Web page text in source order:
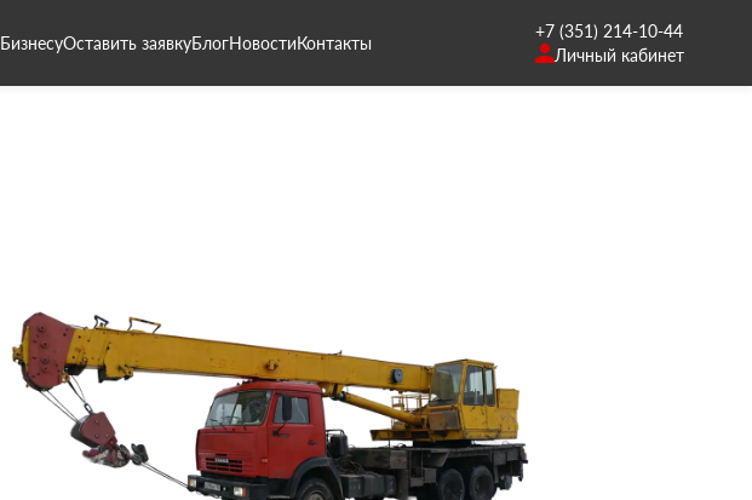
БизнесуОставить заявкуБлогНовостиКонтакты
+7 (351) 214-10-44
Личный кабинет